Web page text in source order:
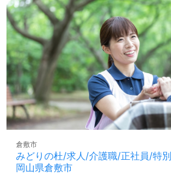
みどりの杜/求人/介護職/正社員/特
岡山県倉敷市
倉敷市